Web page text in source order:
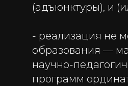
(адъюнктуры), и
- реализация не
образования —
научно-
программ